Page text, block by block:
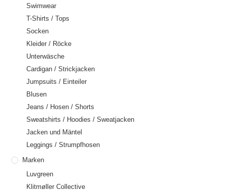
Swimwear
T-Shirts / Tops
Socken
Kleider / Röcke
Unterwäsche
Cardigan / Strickjacken
Jumpsuits / Einteiler
Blusen
Jeans / Hosen / Shorts
Sweatshirts / Hoodies / Sweatjacken
Jacken und Mäntel
Leggings / Strumpfhosen
Marken
Luvgreen
Klitmøller Collective